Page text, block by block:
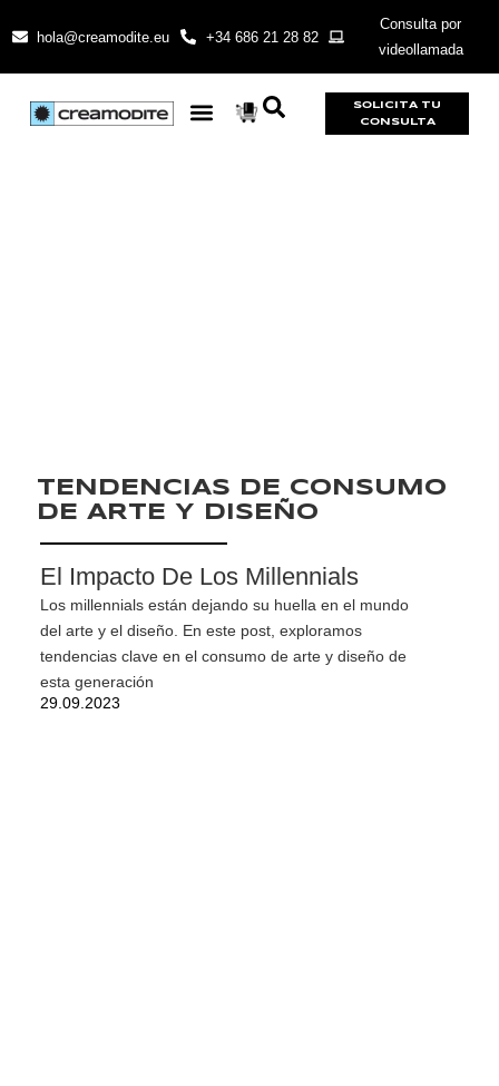
hola@creamodite.eu +34 686 21 28 82
Consulta por
videollamada
SOLICITA TU
CONSULTA
TENDENCIAS DE CONSUMO
DE ARTE Y DISEÑO
El Impacto De Los Millennials
Los millennials están dejando su huella en el mundo
del arte y el diseño. En este post, exploramos
tendencias clave en el consumo de arte y diseño de
esta generación
29.09.2023